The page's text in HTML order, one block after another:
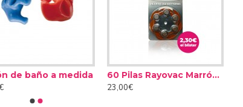
de baño a medida
60 Pilas Rayovac Marrón tipo 312 (10 packs)
23,00€